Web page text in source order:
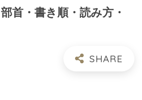
首・書き順・読み方・